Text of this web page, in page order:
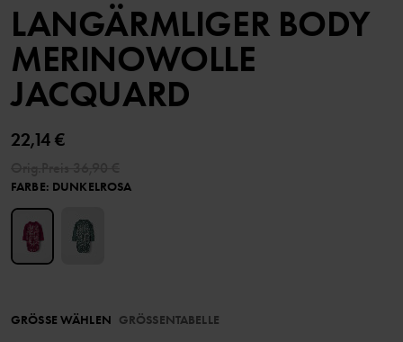
LANGÄRMLIGER BODY
MERINOWOLLE
JACQUARD
22,14 €
FARBE: DUNKELROSA
GRÖSSE WÄHLEN GRÖSSENTABELLE